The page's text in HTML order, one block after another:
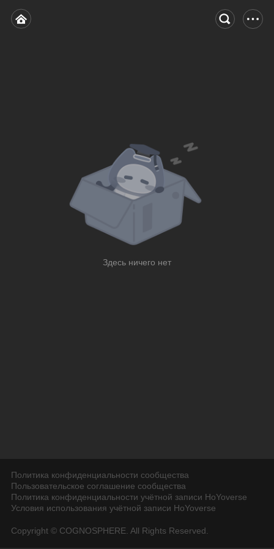
Здесь ничего нет
Политика конфиденциальности сообщества
Пользовательское соглашение сообщества
Политика конфиденциальности учётной записи HoYoverse
Условия использования учётной записи HoYoverse
Copyright © COGNOSPHERE. All Rights Reserved.